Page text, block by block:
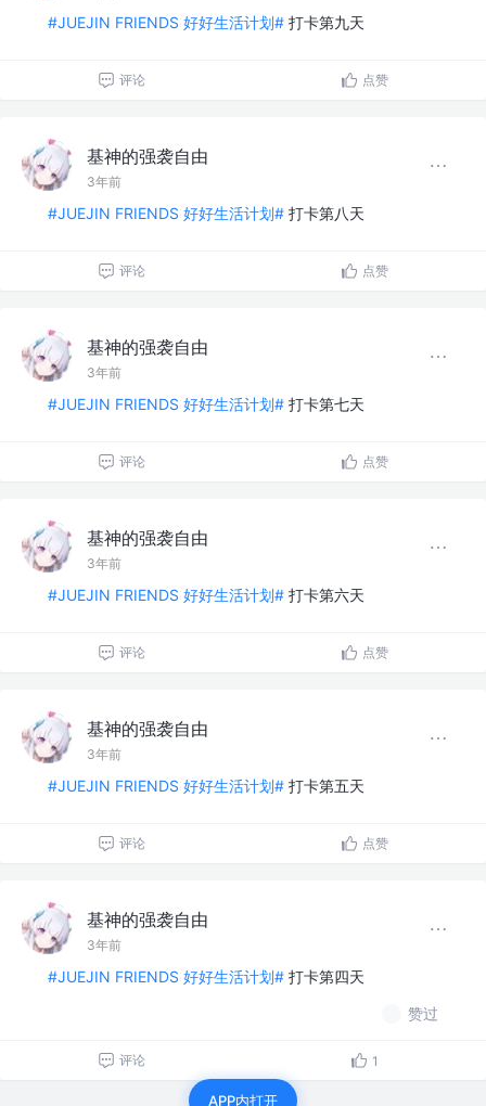
#JUEJIN FRIENDS 好好生活计划# 打卡第九天
评论 点赞
基神的强袭自由
3年前
#JUEJIN FRIENDS 好好生活计划# 打卡第八天
评论 点赞
基神的强袭自由
3年前
#JUEJIN FRIENDS 好好生活计划# 打卡第七天
评论 点赞
基神的强袭自由
3年前
#JUEJIN FRIENDS 好好生活计划# 打卡第六天
评论 点赞
基神的强袭自由
3年前
#JUEJIN FRIENDS 好好生活计划# 打卡第五天
评论 点赞
基神的强袭自由
3年前
#JUEJIN FRIENDS 好好生活计划# 打卡第四天
赞过
评论 1
APP内打开